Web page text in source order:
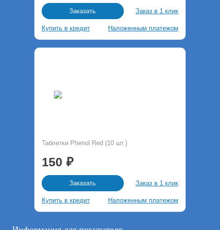
Заказать Заказ в 1 клик
Купить в кредит Наложенным платежом
Таблетки Phenol Red (10 шт.)
150
Заказать Заказ в 1 клик
Купить в кредит Наложенным платежом